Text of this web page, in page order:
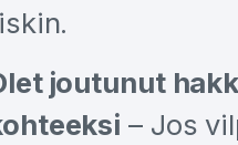
joutunut
– Jos